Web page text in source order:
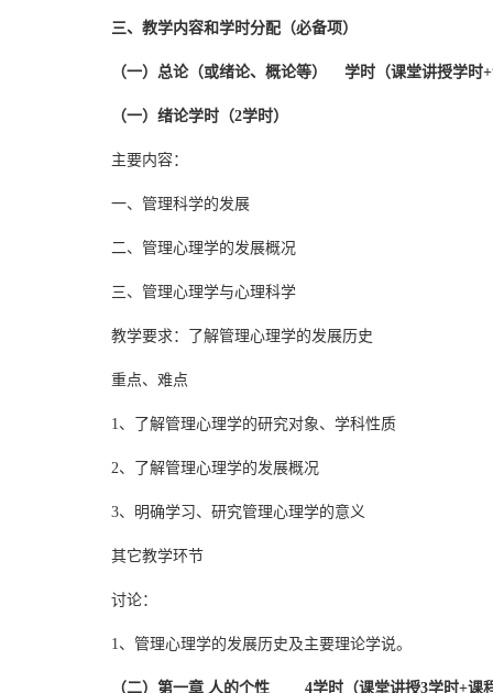
三、教学内容和学时分配（必备项）
（一）总论（或绪论、概论等） 学时（课堂讲授学时
（一）绪论学时（2学时）
主要内容：
一、管理科学的发展
二、管理心理学的发展概况
三、管理心理学与心理科学
教学要求：了解管理心理学的发展历史
重点、难点
1、了解管理心理学的研究对象、学科性质
2、了解管理心理学的发展概况
3、明确学习、研究管理心理学的意义
其它教学环节
讨论：
1、管理心理学的发展历史及主要理论学说。
（二）第一章 人的个性 4学时（课堂讲授3学时+课